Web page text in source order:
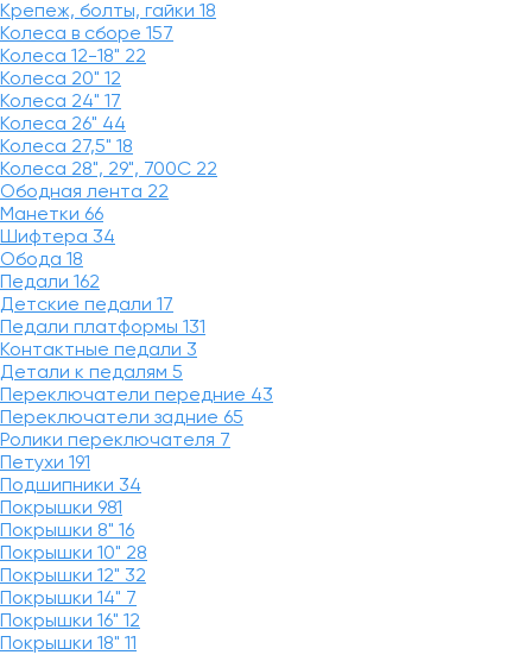
Крепеж, болты, гайки 18
Колеса в сборе 157
Колеса 12-18" 22
Колеса 20" 12
Колеса 24" 17
Колеса 26" 44
Колеса 27,5" 18
Колеса 28", 29", 700С 22
Ободная лента 22
Манетки 66
Шифтера 34
Обода 18
Педали 162
Детские педали 17
Педали платформы 131
Контактные педали 3
Детали к педалям 5
Переключатели передние 43
Переключатели задние 65
Ролики переключателя 7
Петухи 191
Подшипники 34
Покрышки 981
Покрышки 8" 16
Покрышки 10" 28
Покрышки 12" 32
Покрышки 14" 7
Покрышки 16" 12
Покрышки 18" 11